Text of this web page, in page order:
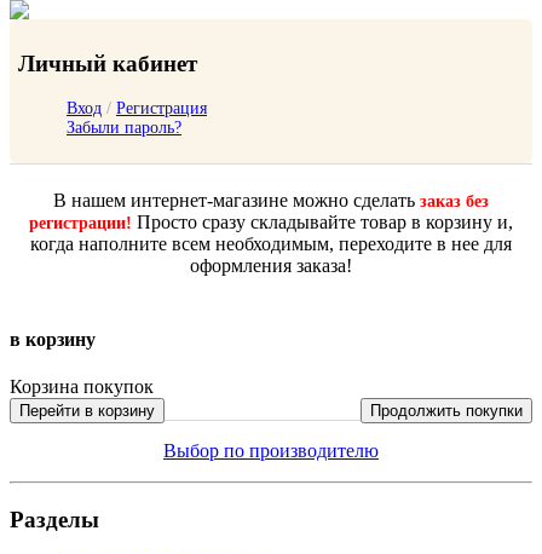
Личный кабинет
Вход / Регистрация
Забыли пароль?
В нашем интернет-магазине можно сделать заказ без
регистрации! Просто сразу складывайте товар в корзину и,
когда наполните всем необходимым, переходите в нее для
оформления заказа!
в корзину
Корзина покупок
Перейти в корзину Продолжить покупки
Выбор по производителю
Разделы